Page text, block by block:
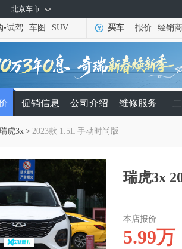
北京车市
•试驾 车图 SUV 买车 报价 经销商
促销信息 公司介绍 维修服务
虎3x > 2023款 1.5L 手动时尚版
瑞虎3x
本店报价
5.99万